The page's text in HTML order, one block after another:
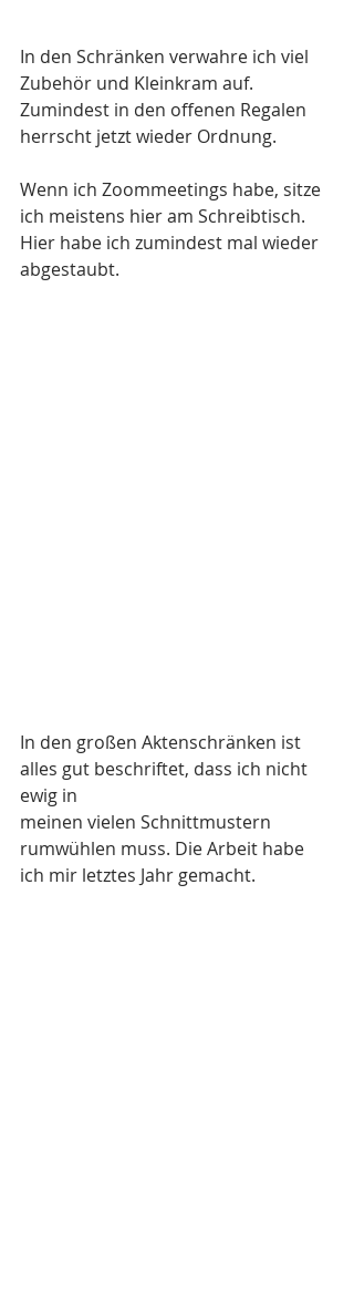
In den Schränken verwahre ich viel
Zubehör und Kleinkram auf.
Zumindest in den offenen Regalen
herrscht jetzt wieder Ordnung.
Wenn ich Zoommeetings habe, sitze
ich meistens hier am Schreibtisch.
Hier habe ich zumindest mal wieder
abgestaubt.
In den großen Aktenschränken ist
alles gut beschriftet, dass ich nicht
ewig in
meinen vielen Schnittmustern
rumwühlen muss. Die Arbeit habe
ich mir letztes Jahr gemacht.